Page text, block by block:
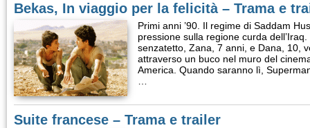
Bekas, In viaggio per la felicità – Trama e
Primi anni ’90. Il regime di Saddam
pressione sulla regione curda
senzatetto, Zana, 7 anni, e Dana, 10,
attraverso un buco nel muro del
America. Quando saranno lì,
Suite francese – Trama e trailer